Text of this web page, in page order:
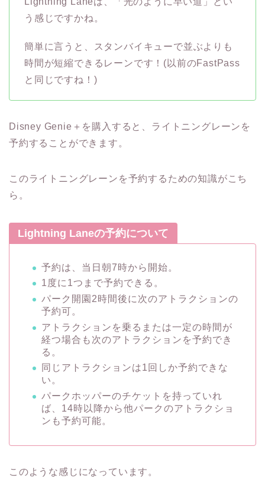
う感じですかね。
簡単に言うと、スタンバイキューで並ぶよりも
時間が短縮できるレーンです！(以前のFastPass
と同じですね！)
Disney Genie＋を購入すると、ライトニングレーンを
予約することができます。
このライトニングレーンを予約するための知識がこち
ら。
Lightning Laneの予約について
予約は、当日朝7時から開始。
1度に1つまで予約できる。
パーク開園2時間後に次のアトラクションの
予約可。
アトラクションを乗るまたは一定の時間が
経つ場合も次のアトラクションを予約でき
る。
同じアトラクションは1回しか予約できな
い。
パークホッパーのチケットを持っていれ
ば、14時以降から他パークのアトラクショ
ンも予約可能。
このような感じになっています。